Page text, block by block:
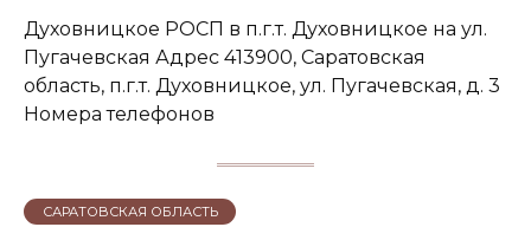
Духовницкое РОСП в п.г.т. Духовницкое на ул.
Пугачевская Адрес 413900, Саратовская
область, п.г.т. Духовницкое, ул. Пугачевская, д. 3
Номера телефонов
САРАТОВСКАЯ ОБЛАСТЬ